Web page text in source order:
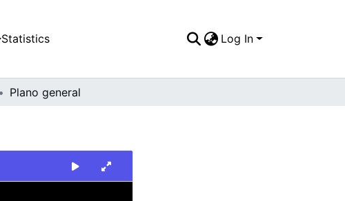
Statistics Log In
Plano general